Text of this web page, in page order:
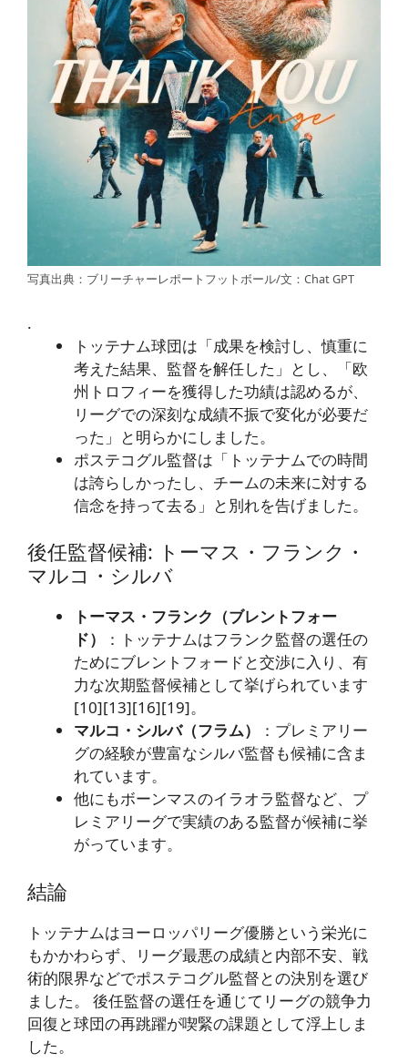
写真出典：ブリーチャーレポートフットボール/文：Chat GPT
.
トッテナム球団は「成果を検討し、慎重に
考えた結果、監督を解任した」とし、「欧
州トロフィーを獲得した功績は認めるが、
リーグでの深刻な成績不振で変化が必要だ
った」と明らかにしました。
ポステコグル監督は「トッテナムでの時間
は誇らしかったし、チームの未来に対する
信念を持って去る」と別れを告げました。
後任監督候補: トーマス・フランク・
マルコ・シルバ
トーマス・フランク（ブレントフォー
ド）
：トッテナムはフランク監督の選任の
ためにブレントフォードと交渉に入り、有
力な次期監督候補として挙げられています
[10][13][16][19]。
マルコ・シルバ（フラム）
：プレミアリー
グの経験が豊富なシルバ監督も候補に含ま
れています。
他にもボーンマスのイラオラ監督など、プ
レミアリーグで実績のある監督が候補に挙
がっています。
結論
トッテナムはヨーロッパリーグ優勝という栄光に
もかかわらず、リーグ最悪の成績と内部不安、戦
術的限界などでポステコグル監督との決別を選び
ました。 後任監督の選任を通じてリーグの競争力
回復と球団の再跳躍が喫緊の課題として浮上しま
した。